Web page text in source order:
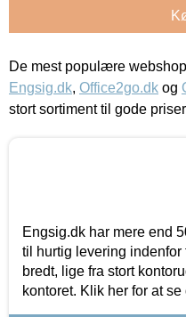
De mest populære
Engsig.dk, Office2go.dk og
stort sortiment til gode
Engsig.dk har mere end
til hurtig levering
bredt, lige fra stort
kontoret. Klik her for at